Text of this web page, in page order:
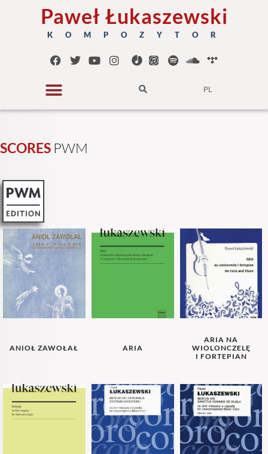
Paweł Łukaszewski
K O M P O Z Y T O R
PL
SCORES PWM
ANIOŁ ZAWOŁAŁ ARIA
ARIA NA
WIOLONCZELĘ
I FORTEPIAN